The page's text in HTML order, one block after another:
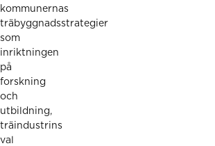
kommunernas
träbyggnadsstrategier
som
inriktningen
på
forskning
och
utbildning,
träindustrins
val